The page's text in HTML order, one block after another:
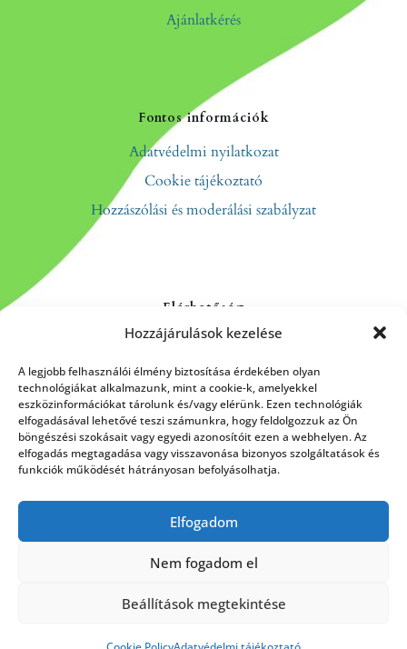
Hozzájárulások kezelése
A legjobb felhasználói élmény biztosítása érdekében olyan
technológiákat alkalmazunk, mint a cookie-k, amelyekkel
eszközinformációkat tárolunk és/vagy elérünk. Ezen technológiák
elfogadásával lehetővé teszi számunkra, hogy feldolgozzuk az Ön
böngészési szokásait vagy egyedi azonosítóit ezen a webhelyen. Az
elfogadás megtagadása vagy visszavonása bizonyos szolgáltatások és
funkciók működését hátrányosan befolyásolhatja.
Elfogadom
Nem fogadom el
Beállítások megtekintése
Ajánlatkérés
Fontos információk
Adatvédelmi nyilatkozat
Cookie tájékoztató
Hozzászólási és moderálási szabályzat
Elérhetőség
Kapcsolat
Rólunk
HÍRLEVÉL FELIRATKOZÁS